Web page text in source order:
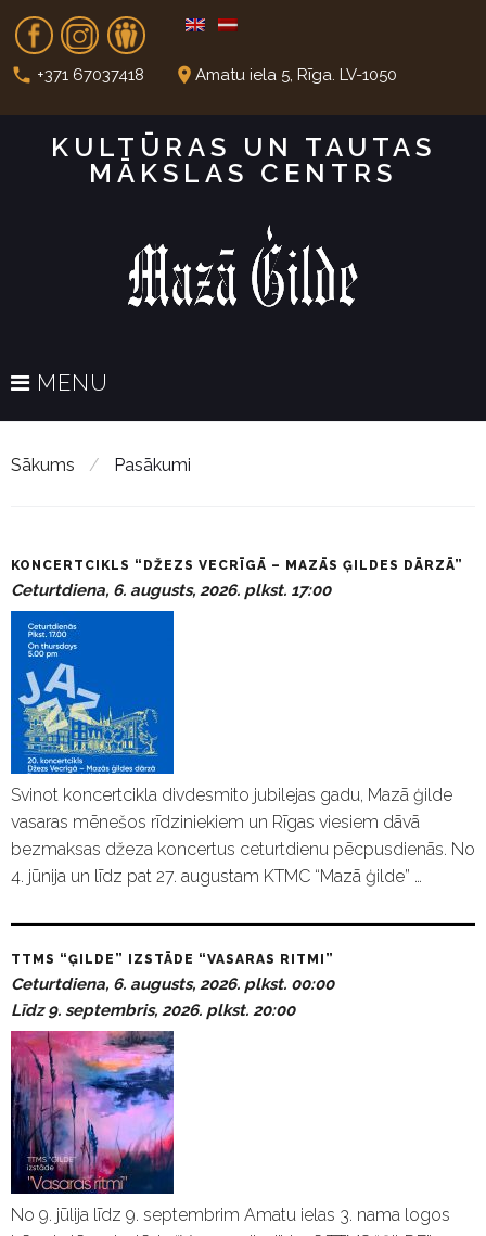
t
Fb In Dr
call +371 67037418 place Amatu iela 5, Rīga. LV-1050
KULTŪRAS UN TAUTAS
MĀKSLAS CENTRS
MENU
Sākums / Pasākumi
P
a
s
m
KONCERTCIKLS “DŽEZS VECRĪGĀ – MAZĀS ĢILDES DĀRZĀ”
Ceturtdiena, 6. augusts, 2026. plkst. 17:00
Svinot koncertcikla divdesmito jubilejas gadu, Mazā ģilde
vasaras mēnešos rīdziniekiem un Rīgas viesiem dāvā
bezmaksas džeza koncertus ceturtdienu pēcpusdienās. No
4. jūnija un līdz pat 27. augustam KTMC “Mazā ģilde” …
TTMS “ĢILDE” IZSTĀDE “VASARAS RITMI”
Ceturtdiena, 6. augusts, 2026. plkst. 00:00
Līdz 9. septembris, 2026. plkst. 20:00
No 9. jūlija līdz 9. septembrim Amatu ielas 3. nama logos